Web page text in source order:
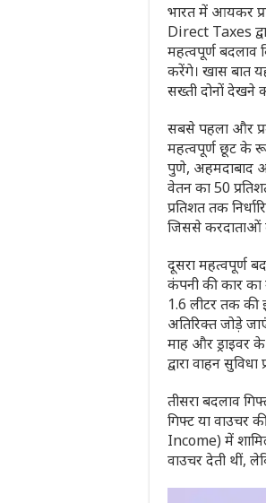
भारत में आयकर
Direct Taxes
महत्वपूर्ण बदलाव
करेंगे। खास बात
सख्ती दोनों देखने
सबसे पहला और
महत्वपूर्ण छूट के
पुणे, अहमदाबाद
वेतन का 50
प्रतिशत तक
जिससे करदाताओं
दूसरा महत्वपूर्ण
कंपनी की कार का
1.6 लीटर तक की
अतिरिक्त जोड़े
माह और ड्राइवर
द्वारा वाहन सुविधा
तीसरा बदलाव
गिफ्ट या वाउचर
Income) में
वाउचर देती थीं,